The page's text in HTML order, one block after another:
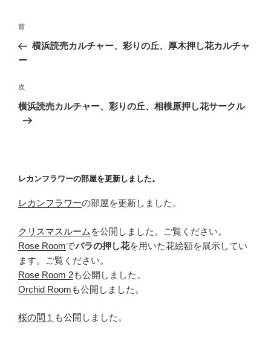
投
ナ
ゲ
ー
シ
前
の
前
横浜読売カルチャー、彩りの丘、厚木押し花カルチャ
ー
次
の
次
横浜読売カルチャー、彩りの丘、相模原押し花サークル
レカンフラワーの部屋を更新しました。
レカンフラワーの部屋を更新しました。
クリスマスルーム を公開しました。ご覧ください。
Rose Roomでバラの押し花を用いた花絵額を展示してい
ます。ご覧ください。
Rose Room 2も公開しました。
Orchid Room も公開しました。
桜の間１ も公開しました。